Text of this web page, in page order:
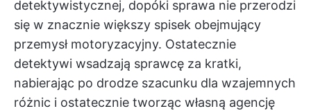
detektywistycznej, dopóki sprawa nie przerodzi
się w znacznie większy spisek obejmujący
przemysł motoryzacyjny. Ostatecznie
detektywi wsadzają sprawcę za kratki,
nabierając po drodze szacunku dla wzajemnych
różnic i ostatecznie tworząc własną agencję